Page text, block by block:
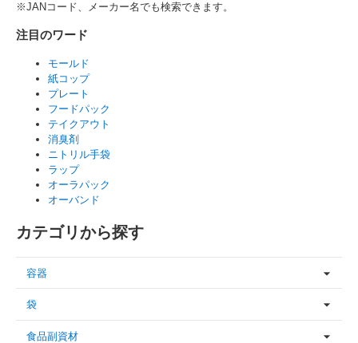
※JANコード、メーカー名でも検索できます。
注目のワード
モールド
紙コップ
プレート
フードパック
テイクアウト
消臭剤
ニトリル手袋
ラップ
オーラパック
オーバンド
カテゴリから探す
容器
袋
食品副資材